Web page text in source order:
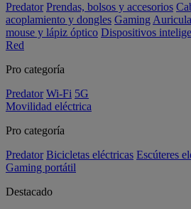
Predator Prendas, bolsos y accesorios
acoplamiento y dongles Gaming
mouse y lápiz óptico Dispositivos
Red
Pro categoría
Predator Wi-Fi 5G
Movilidad eléctrica
Pro categoría
Predator Bicicletas eléctricas Escúteres
Gaming portátil
Destacado